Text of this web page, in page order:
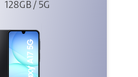
128GB / 5G